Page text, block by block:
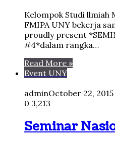
Kelompok Studi llmiah
FMIPA UNY bekerja
proudly present
#4*dalam rangka…
Read More »
Event UNY
adminOctober 22, 2015
0 3,213
Seminar